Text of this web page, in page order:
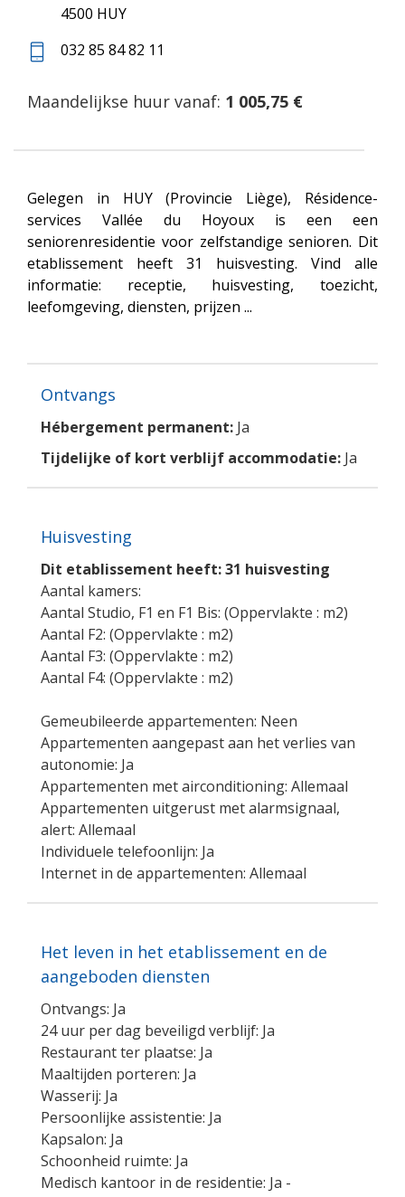
4500 HUY
032 85 84 82 11
Maandelijkse huur vanaf: 1 005,75 €
Gelegen in HUY (Provincie Liège), Résidence-
services Vallée du Hoyoux is een een
seniorenresidentie voor zelfstandige senioren. Dit
etablissement heeft 31 huisvesting. Vind alle
informatie: receptie, huisvesting, toezicht,
leefomgeving, diensten, prijzen ...
Ontvangs
Hébergement permanent: Ja
Tijdelijke of kort verblijf accommodatie: Ja
Huisvesting
Dit etablissement heeft: 31 huisvesting
Aantal kamers:
Aantal Studio, F1 en F1 Bis: (Oppervlakte : m2)
Aantal F2: (Oppervlakte : m2)
Aantal F3: (Oppervlakte : m2)
Aantal F4: (Oppervlakte : m2)
Gemeubileerde appartementen: Neen
Appartementen aangepast aan het verlies van
autonomie: Ja
Appartementen met airconditioning: Allemaal
Appartementen uitgerust met alarmsignaal,
alert: Allemaal
Individuele telefoonlijn: Ja
Internet in de appartementen: Allemaal
Het leven in het etablissement en de
aangeboden diensten
Ontvangs: Ja
24 uur per dag beveiligd verblijf: Ja
Restaurant ter plaatse: Ja
Maaltijden porteren: Ja
Wasserij: Ja
Persoonlijke assistentie: Ja
Kapsalon: Ja
Schoonheid ruimte: Ja
Medisch kantoor in de residentie: Ja -